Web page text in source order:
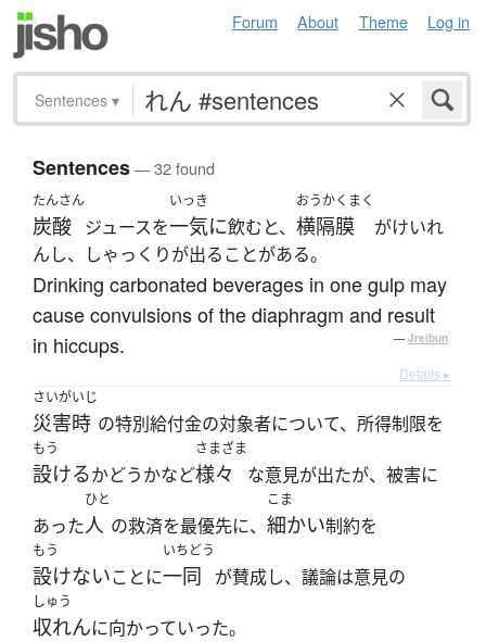
Forum About Theme Log in
Sentences ▾
Sentences— 32 found
たんさん
炭酸 ジュースを
いっき
一気に飲むと、
おうかくまく
横隔膜
がけいれ
んし、しゃっくりが出ることがある。
Drinking carbonated beverages in one gulp may
cause convulsions of the diaphragm and result
in hiccups.
— Jreibun
Details ▸
さいがいじ
災害時 の特別給付金の対象者について、所得制限を
もう
設けるかどうかなど
さまざま
様々 な意見が出たが、被害に
あった
ひと
人 の救済を最優先に、
こま
細かい制約を
もう
設けないことに
いちどう
一同 が賛成し、議論は意見の
しゅう
収れんに向かっていった。